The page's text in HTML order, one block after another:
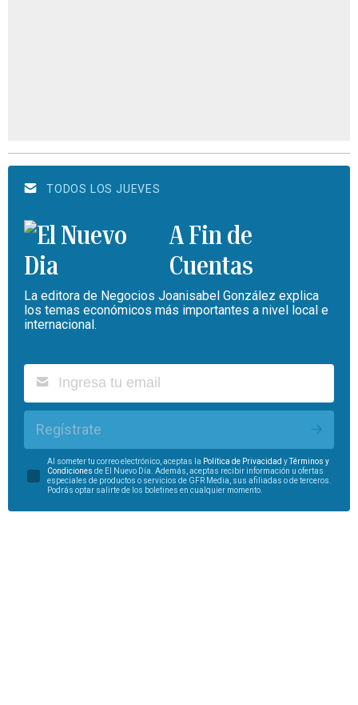
TODOS LOS JUEVES
A Fin de
Cuentas
La editora de Negocios Joanisabel González explica
los temas económicos más importantes a nivel local e
internacional.
Regístrate
Al someter tu correo electrónico, aceptas la Política de Privacidad yTérminos y
Condiciones de El Nuevo Día. Además, aceptas recibir información u ofertas
especiales de productos o servicios de GFR Media, sus afiliadas o de terceros.
Podrás optar salirte de los boletines en cualquier momento.